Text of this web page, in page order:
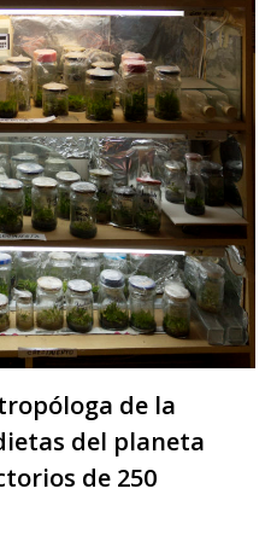
de la
del planeta
de 250